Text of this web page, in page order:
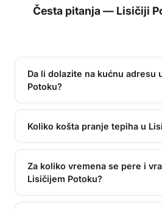
Česta pitanja — Lisičiji
Da li dolazite na kućnu adresu
Potoku?
Koliko košta pranje tepiha u
Za koliko vremena se pere i
Lisičijem Potoku?